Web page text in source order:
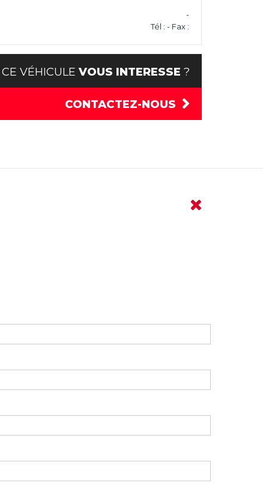
-
Tél : - Fax :
CE VÉHICULE VOUS INTERESSE ?
CONTACTEZ-NOUS